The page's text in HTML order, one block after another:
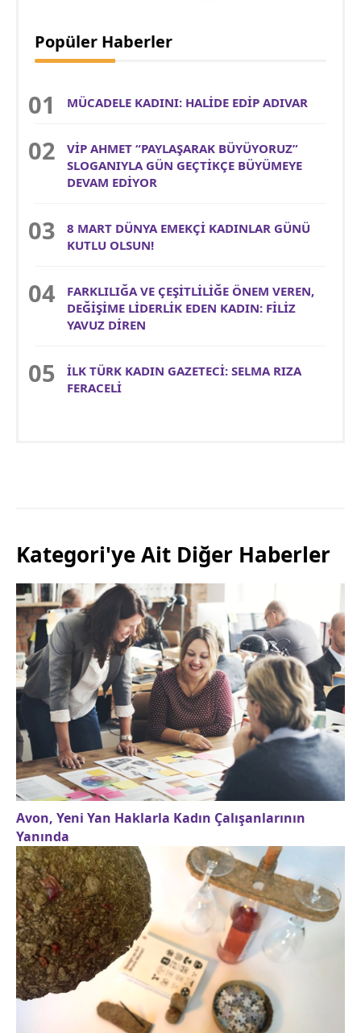
Popüler Haberler
MÜCADELE KADINI: HALİDE EDİP ADIVAR
VİP AHMET “PAYLAŞARAK BÜYÜYORUZ”
SLOGANIYLA GÜN GEÇTİKÇE BÜYÜMEYE
DEVAM EDİYOR
8 MART DÜNYA EMEKÇİ KADINLAR GÜNÜ
KUTLU OLSUN!
FARKLILIĞA VE ÇEŞİTLİLİĞE ÖNEM VEREN,
DEĞİŞİME LİDERLİK EDEN KADIN: FİLİZ
YAVUZ DİREN
İLK TÜRK KADIN GAZETECİ: SELMA RIZA
FERACELİ
Kategori'ye Ait Diğer Haberler
Avon, Yeni Yan Haklarla Kadın Çalışanlarının
Yanında